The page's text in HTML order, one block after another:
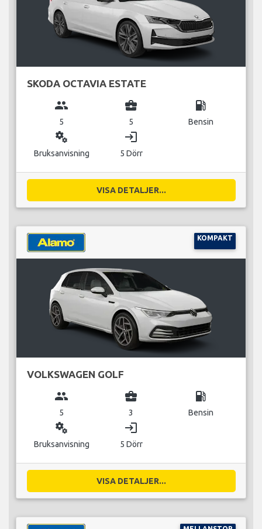
SKODA OCTAVIA ESTATE
group
5
business_center
5
local_gas_station
Bensin
miscellaneous_services
Bruksanvisning
login
5 Dörr
VISA DETALJER...
KOMPAKT
VOLKSWAGEN GOLF
group
5
business_center
3
local_gas_station
Bensin
miscellaneous_services
Bruksanvisning
login
5 Dörr
VISA DETALJER...